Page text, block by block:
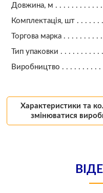
Довжина, м
Комплектація, шт
Торгова марка
Тип упаковки
Виробництво
Характеристики та
змінюватися